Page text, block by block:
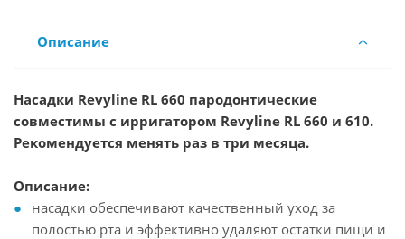
Описание
Насадки Revyline RL 660 пародонтические
совместимы с ирригатором Revyline RL 660 и 610.
Рекомендуется менять раз в три месяца.
Описание:
насадки обеспечивают качественный уход за
полостью рта и эффективно удаляют остатки пищи и